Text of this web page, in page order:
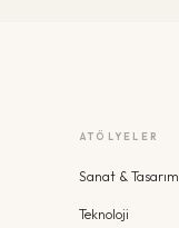
ATÖLYELER
Sanat & Tasarım
Teknoloji